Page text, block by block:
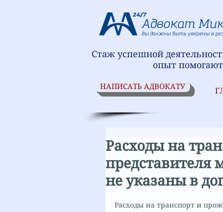
Стаж успешной
опыт
НАПИСАТЬ АДВОКАТУ
Расходы на
представителя
не указаны в
Расходы на транспорт и